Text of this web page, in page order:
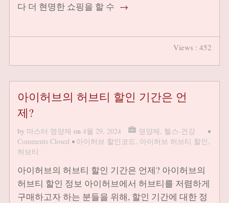
다 더 현명한 쇼핑을 할 수 →
Views : 452
아이허브의 허브티 할인 기간은 언
제?
by 마스터 영양제 on 4월 29, 2024 영양제, 헬스-건강
•
Comments Closed • 아이허브 할인코드, 아이허브 허브티 할인,
허브티
아이허브의 허브티 할인 기간은 언제? 아이허브의
허브티 할인 정보 아이허브에서 허브티를 저렴하게
구매하고자 하는 분들을 위해, 할인 기간에 대한 정